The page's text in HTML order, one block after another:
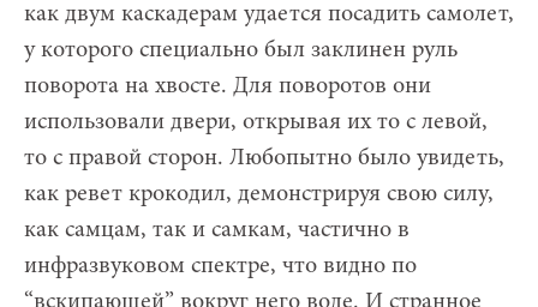
как двум каскадерам удается посадить самолет,
у которого специально был заклинен руль
поворота на хвосте. Для поворотов они
использовали двери, открывая их то с левой,
то с правой сторон. Любопытно было увидеть,
как ревет крокодил, демонстрируя свою силу,
как самцам, так и самкам, частично в
инфразвуковом спектре, что видно по
“вскипающей” вокруг него воде. И странное